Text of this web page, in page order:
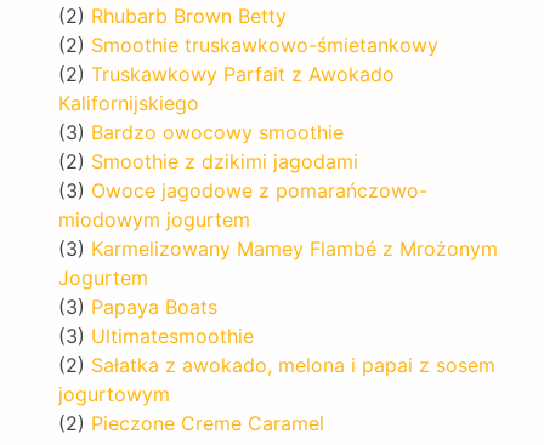
(2) Rhubarb Brown Betty
(2) Smoothie truskawkowo-śmietankowy
(2) Truskawkowy Parfait z Awokado
Kalifornijskiego
(3) Bardzo owocowy smoothie
(2) Smoothie z dzikimi jagodami
(3) Owoce jagodowe z pomarańczowo-
miodowym jogurtem
(3) Karmelizowany Mamey Flambé z Mrożonym
Jogurtem
(3) Papaya Boats
(3) Ultimatesmoothie
(2) Sałatka z awokado, melona i papai z sosem
jogurtowym
(2) Pieczone Creme Caramel